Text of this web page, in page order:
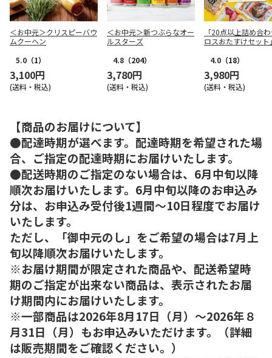
＜お中元＞クリスピーバウ
ムクーヘン
5.0 （1）
3,100円
(送料・税込)
＜お中元＞新つぶらなオー
ルスターズ
4.8 （204）
3,780円
(送料・税込)
「20点以上詰め合
ロスおたすけセット
4.0 （18）
3,980円
(送料・税込)
【商品のお届けについて】
●配達時期が選べます。配達時期を希望された場
合、ご指定の配達時期にお届けいたします。
●配送時期のご指定のない場合は、6月中旬以降
順次お届けいたします。6月中旬以降のお申込み
分は、お申込み受付後1週間～10日程度でお届け
いたします。
ただし、「御中元のし」をご希望の場合は7月上
旬以降順次お届けいたします。
※お届け期間が限定された商品や、配送希望時
期のご指定が出来ない商品は、表示されたお届
け期間内にお届けいたします。
※一部商品は2026年8月17日（月）～2026年８
月31日（月）もお申込みいただけます。（詳細
は販売期間をご確認ください。）